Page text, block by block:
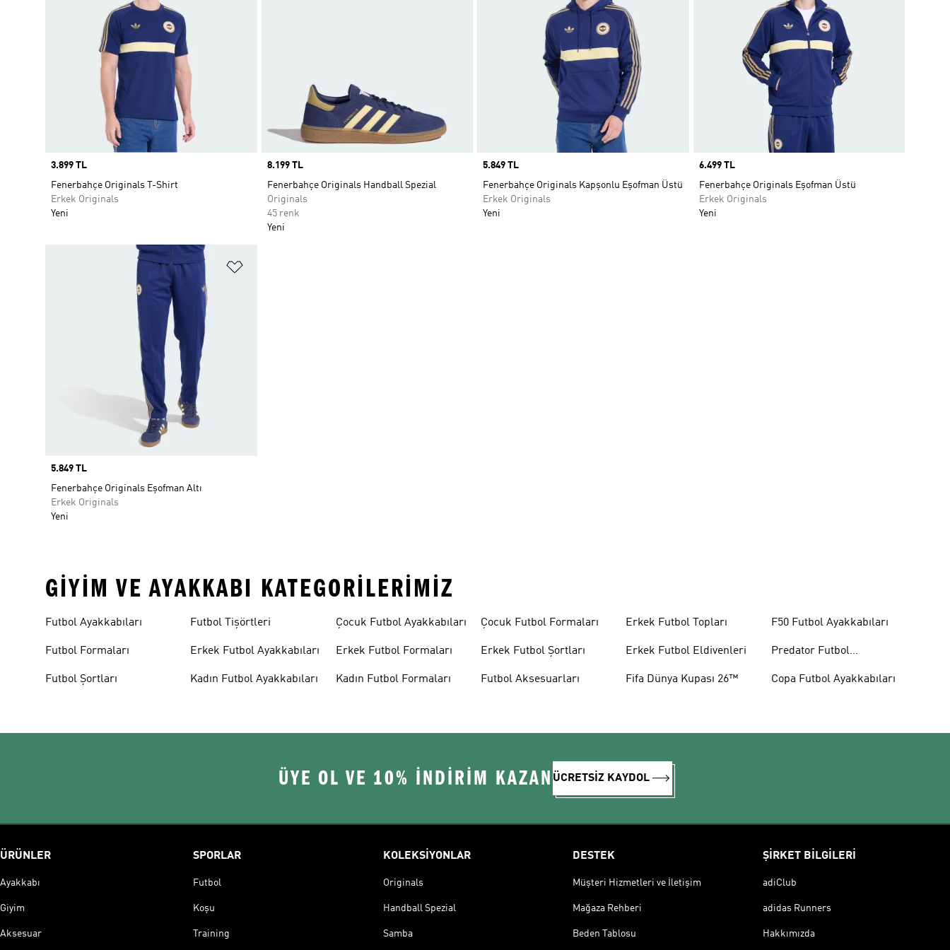
Price
3.899 TL
Fenerbahçe Originals T-Shirt
Erkek Originals
Yeni
Price
8.199 TL
Fenerbahçe Originals Handball Spezial
Originals
45 renk
Yeni
Price
5.849 TL
Fenerbahçe Originals Kapşonlu Eşofman Üstü
Erkek Originals
Yeni
Price
6.499 TL
Fenerbahçe Originals Eşofman Üstü
Erkek Originals
Yeni
Price
5.849 TL
Fenerbahçe Originals Eşofman Altı
Erkek Originals
Yeni
GIYIM VE AYAKKABI KATEGORILERIMIZ
Futbol Ayakkabıları
Futbol Formaları
Futbol Şortları
Futbol Tişörtleri
Erkek Futbol Ayakkabıları
Kadın Futbol Ayakkabıları
Çocuk Futbol Ayakkabıları
Erkek Futbol Formaları
Kadın Futbol Formaları
Çocuk Futbol Formaları
Erkek Futbol Şortları
Futbol Aksesuarları
Erkek Futbol Topları
Erkek Futbol Eldivenleri
Fifa Dünya Kupası 26™
F50 Futbol Ayakkabıları
Predator Futbol
Copa Futbol Ayakkabıları
ÜYE OL VE 10% İNDİRİM KAZAN ÜCRETSİZ KAYDOL
ÜRÜNLER
Ayakkabı
Giyim
Aksesuar
SPORLAR
Futbol
Koşu
Training
KOLEKSİYONLAR
Originals
Handball Spezial
Samba
DESTEK
Müşteri Hizmetleri ve İletişim
Mağaza Rehberi
Beden Tablosu
ŞİRKET BİLGİLERİ
adiClub
adidas Runners
Hakkımızda